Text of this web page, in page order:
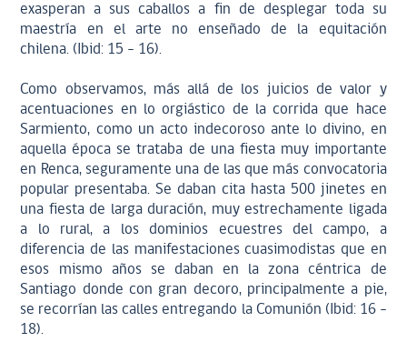
exasperan a sus caballos a fin de desplegar toda su
maestría en el arte no enseñado de la equitación
chilena. (Ibid: 15 – 16).
Como observamos, más allá de los juicios de valor y
acentuaciones en lo orgiástico de la corrida que hace
Sarmiento, como un acto indecoroso ante lo divino, en
aquella época se trataba de una fiesta muy importante
en Renca, seguramente una de las que más convocatoria
popular presentaba. Se daban cita hasta 500 jinetes en
una fiesta de larga duración, muy estrechamente ligada
a lo rural, a los dominios ecuestres del campo, a
diferencia de las manifestaciones cuasimodistas que en
esos mismo años se daban en la zona céntrica de
Santiago donde con gran decoro, principalmente a pie,
se recorrían las calles entregando la Comunión (Ibid: 16 –
18).